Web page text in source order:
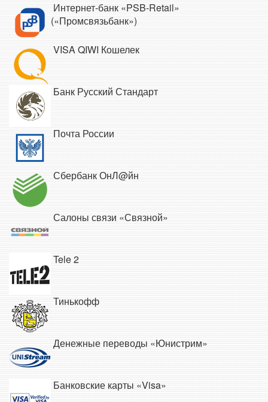
Интернет-банк «PSB-Retail»
(«Промсвязьбанк»)
VISA QIWI Кошелек
Банк Русский Стандарт
Почта России
Сбербанк ОнЛ@йн
Салоны связи «Связной»
Tele 2
Тинькофф
Денежные переводы «Юнистрим»
Банковские карты «Visa»